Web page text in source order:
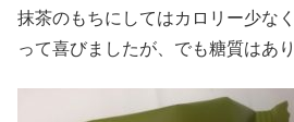
抹茶のもちにしてはカロリー少な
って喜びましたが、でも糖質はあ